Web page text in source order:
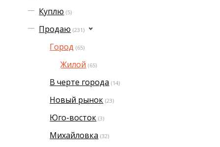
Куплю (5)
Продаю (231)
Город (65)
Жилой (65)
В черте города (14)
Новый рынок (23)
Юго-восток (3)
Михайловка (32)